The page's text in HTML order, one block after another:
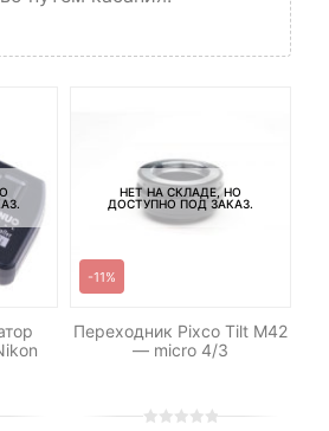
НЕТ НА СКЛАДЕ, НО
ДОСТУПНО ПОД ЗАКАЗ.
-11%
Переходник Pixco Tilt M42
— micro 4/3